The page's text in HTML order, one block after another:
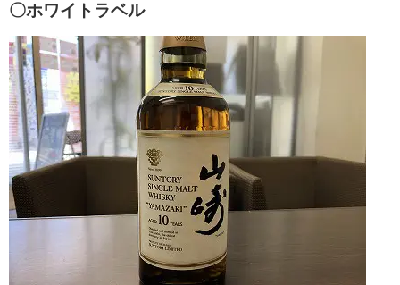
〇ホワイトラベル